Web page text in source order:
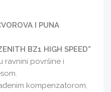
I PUNA
BZ1 HIGH SPEED”
ravnini površine i
kompenzatorom,